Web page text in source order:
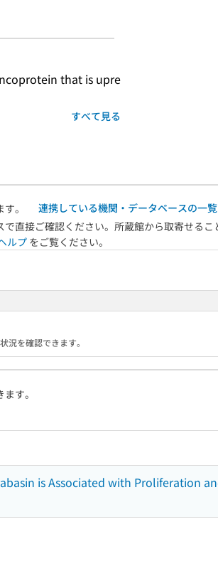
すべて見る
。
連携している機関・データベースの一覧
直接ご確認ください。所蔵館から取寄せるこ
ルプ をご覧ください。
況を確認できます。
す。
is Associated with Proliferation